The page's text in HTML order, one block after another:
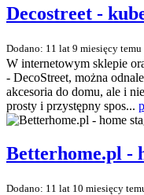
Decostreet -
Dodano: 11 lat 9 miesięcy temu
W internetowym sklepie
- DecoStreet, można
akcesoria do domu, ale i
prosty i przystępny spos...
Betterhome.pl -
Dodano: 11 lat 10 miesięcy